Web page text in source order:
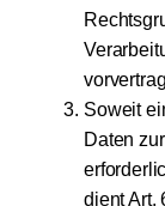
Soweit
Daten
dient Art.